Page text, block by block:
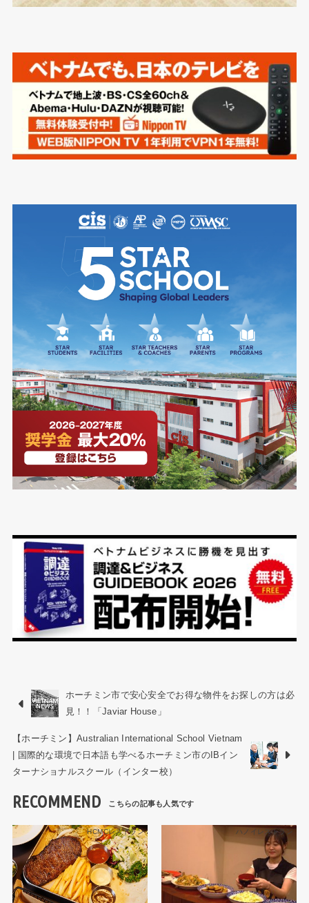
ホーチミン市で安心安全でお得な物件をお探しの方は必
見！！「Javiar House」
【ホーチミン】Australian International School Vietnam
| 国際的な環境で日本語も学べるホーチミン市のIBイン
ターナショナルスクール（インター校）
RECOMMEND
HCMCレストラン ハノイレストラン